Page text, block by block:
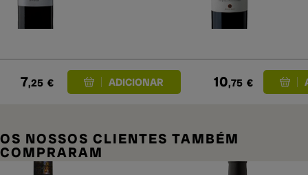
7,25 € 10,75 €
OS NOSSOS CLIENTES TAMBÉM
COMPRARAM